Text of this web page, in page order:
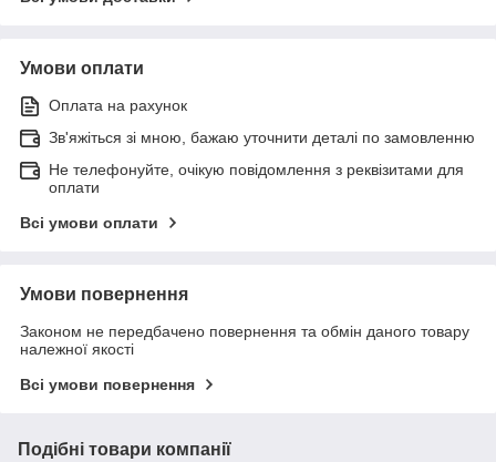
Умови оплати
Оплата на рахунок
Зв'яжіться зі мною, бажаю уточнити деталі по замовленню
Не телефонуйте, очікую повідомлення з реквізитами для
оплати
Всі умови оплати
Умови повернення
Законом не передбачено повернення та обмін даного товару
належної якості
Всі умови повернення
Подібні товари компанії